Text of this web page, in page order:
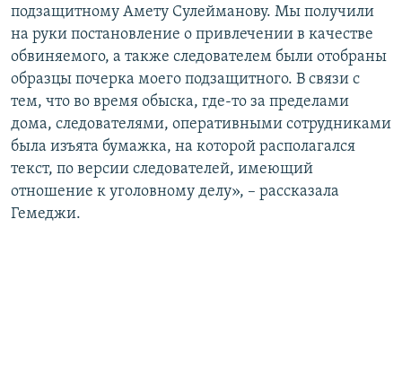
подзащитному Амету Сулейманову. Мы получили
на руки постановление о привлечении в качестве
обвиняемого, а также следователем были отобраны
образцы почерка моего подзащитного. В связи с
тем, что во время обыска, где-то за пределами
дома, следователями, оперативными сотрудниками
была изъята бумажка, на которой располагался
текст, по версии следователей, имеющий
отношение к уголовному делу», – рассказала
Гемеджи.